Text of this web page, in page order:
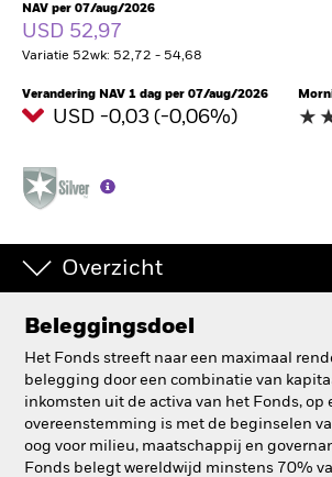
Particulieren
Nederland
iShares
Aladdin
NAV per 07/aug/2026
USD 52,97
Variatie 52wk: 52,72 - 54,68
Verandering NAV 1 dag per 07/aug/2026
USD -0,03 (-0,06%)
Overzicht
Beleggingsdoel
Het Fonds streeft naar een maximaal
belegging door een combinatie van
inkomsten uit de activa van het Fonds, op
overeenstemming is met de beginselen
oog voor milieu, maatschappij en
Fonds belegt wereldwijd minstens 70%